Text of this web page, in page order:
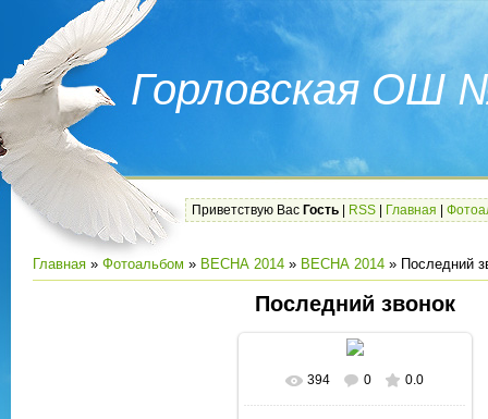
Горловская ОШ
Приветствую Вас Гость RSS Главная
Главная » Фотоальбом » ВЕСНА 2014 » ВЕСНА 2014 » Последний
Последний звонок
В реальном размере
394 0 0.0